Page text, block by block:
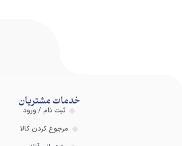
خدمات مشتریان
ثبت نام / ورود
مرجوع کردن کالا